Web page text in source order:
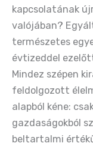
kapcsolatának
valójában?
természetes
évtizeddel
Mindez szépen
feldolgozott
alapból kéne:
gazdaságokból
beltartalmi